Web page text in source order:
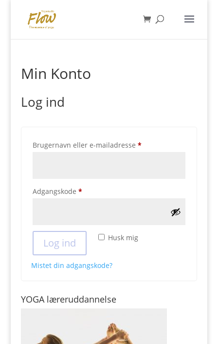
Min Konto
Log ind
Brugernavn eller e-mailadresse *Påkrævet
Adgangskode *Påkrævet
Husk mig
Log ind
Mistet din adgangskode?
YOGA læreruddannelse